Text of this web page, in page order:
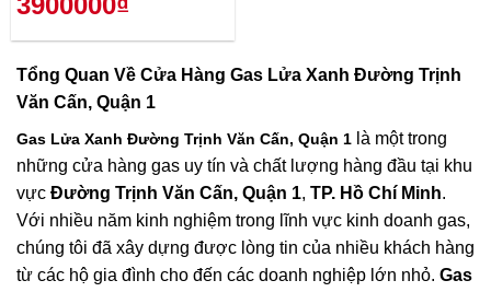
Tổng Quan Về Cửa Hàng Gas Lửa Xanh Đường Trịnh
Văn Cấn, Quận 1
Gas Lửa Xanh Đường Trịnh Văn Cấn, Quận 1 là một trong
những cửa hàng gas uy tín và chất lượng hàng đầu tại khu
vực Đường Trịnh Văn Cấn, Quận 1, TP. Hồ Chí Minh.
Với nhiều năm kinh nghiệm trong lĩnh vực kinh doanh gas,
chúng tôi đã xây dựng được lòng tin của nhiều khách hàng
từ các hộ gia đình cho đến các doanh nghiệp lớn nhỏ. Gas